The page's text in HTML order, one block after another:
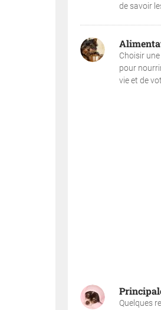
de savoir
Choisir
pour
vie et de
Quelques